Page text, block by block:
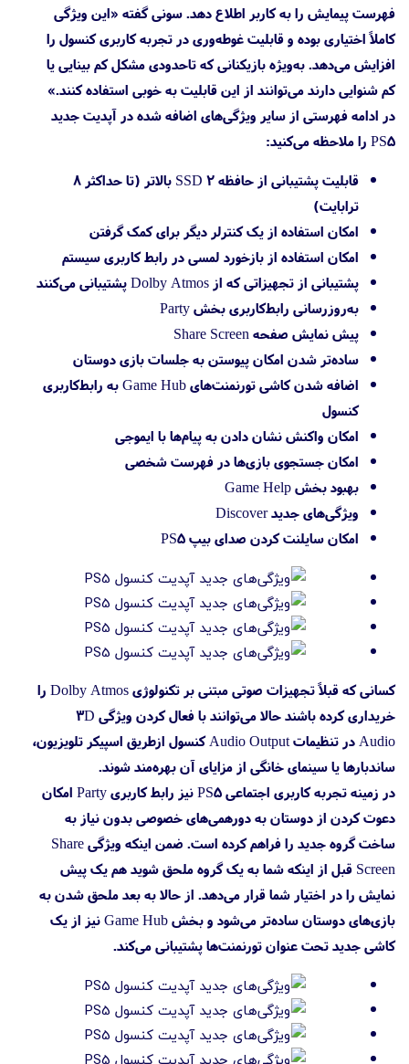
فهرست پیمایش را به کاربر اطلاع دهد. سونی گفته «این ویژگی
کاملاً اختیاری بوده و قابلیت غوطه‌وری در تجربه کاربری کنسول را
افزایش می‌دهد. به‌ویژه بازیکنانی که تاحدودی مشکل کم بینایی یا
کم شنوایی دارند می‌توانند از این قابلیت به خوبی استفاده کنند.»
در ادامه فهرستی از سایر ویژگی‌های اضافه شده در آپدیت جدید
PS5 را ملاحظه می‌کنید:
قابلیت پشتیبانی از حافظه 2 SSD بالاتر (تا حداکثر ۸
ترابایت)
امکان استفاده از یک کنترلر دیگر برای کمک گرفتن
امکان استفاده از بازخورد لمسی در رابط کاربری سیستم
پشتیبانی از تجهیزاتی که از Dolby Atmos پشتیبانی می‌کنند
به‌روزرسانی رابط‌کاربری بخش Party
پیش نمایش صفحه Share Screen
ساده‌تر شدن امکان پیوستن به جلسات بازی دوستان
اضافه شدن کاشی تورنمنت‌های Game Hub به رابط‌کاربری
کنسول
امکان واکنش نشان دادن به پیام‌ها با ایموجی
امکان جستجوی بازی‌ها در فهرست شخصی
بهبود بخش Game Help
ویژگی‌های جدید Discover
امکان سایلنت کردن صدای بیپ PS5
کسانی که قبلاً تجهیزات صوتی مبتنی بر تکنولوژی Dolby Atmos را
خریداری کرده باشند حالا می‌توانند با فعال کردن ویژگی 3D
Audio در تنظیمات Audio Output کنسول ازطریق اسپیکر تلویزیون،
ساندبارها یا سینمای خانگی از مزایای آن بهره‌مند شوند.
در زمینه تجربه کاربری اجتماعی PS5 نیز رابط کاربری Party امکان
دعوت کردن از دوستان به دورهمی‌های خصوصی بدون نیاز به
ساخت گروه جدید را فراهم کرده است. ضمن اینکه ویژگی Share
Screen قبل از اینکه شما به یک گروه ملحق شوید هم یک پیش
نمایش را در اختیار شما قرار می‌دهد. از حالا به بعد ملحق شدن به
بازی‌های دوستان ساده‌تر می‌شود و بخش Game Hub نیز از یک
کاشی جدید تحت عنوان تورنمنت‌ها پشتیبانی می‌کند.